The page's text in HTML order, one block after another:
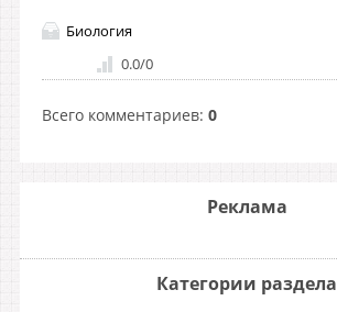
Биология
0.0/0
Всего комментариев: 0
Реклама
Категории раздела